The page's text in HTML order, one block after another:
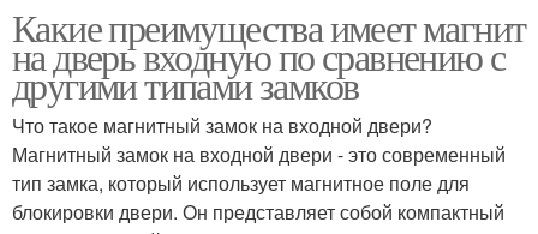
Какие преимущества имеет магнит
на дверь входную по сравнению с
другими типами замков
Что такое магнитный замок на входной двери?
Магнитный замок на входной двери - это современный
тип замка, который использует магнитное поле для
блокировки двери. Он представляет собой компактный